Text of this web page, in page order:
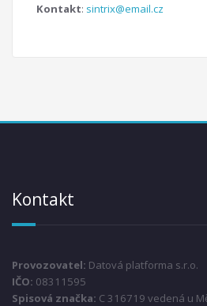
Kontakt: sintrix@email.cz
Kontakt
Provozovatel: Datová platforma s.r.o.
IČO: 08311595
Spisová značka: C 316719 vedená u